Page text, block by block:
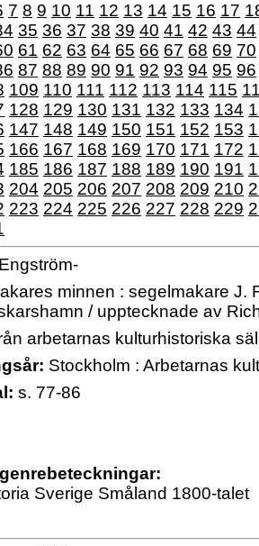
7 8 9 10 11 12 13 14 15 16 17
35 36 37 38 39 40 41 42 43 44
61 62 63 64 65 66 67 68 69 70
87 88 89 90 91 92 93 94 95 96
109 110 111 112 113 114 115
128 129 130 131 132 133 134
147 148 149 150 151 152 153
166 167 168 169 170 171 172
185 186 187 188 189 190 191
204 205 206 207 208 209 210
223 224 225 226 227 228 229
minnen : segelmakare J.
/ upptecknade av
arbetarnas kulturhistoriska
Stockholm : Arbetarnas
s. 77-86
Sverige Småland 1800-talet